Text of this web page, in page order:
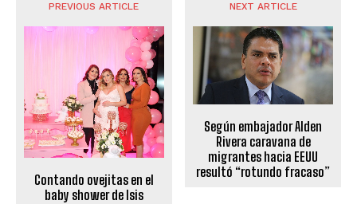
PREVIOUS ARTICLE
Contando ovejitas en el
baby shower de Isis
NEXT ARTICLE
Según embajador Alden
Rivera caravana de
migrantes hacia EEUU
resultó “rotundo fracaso”